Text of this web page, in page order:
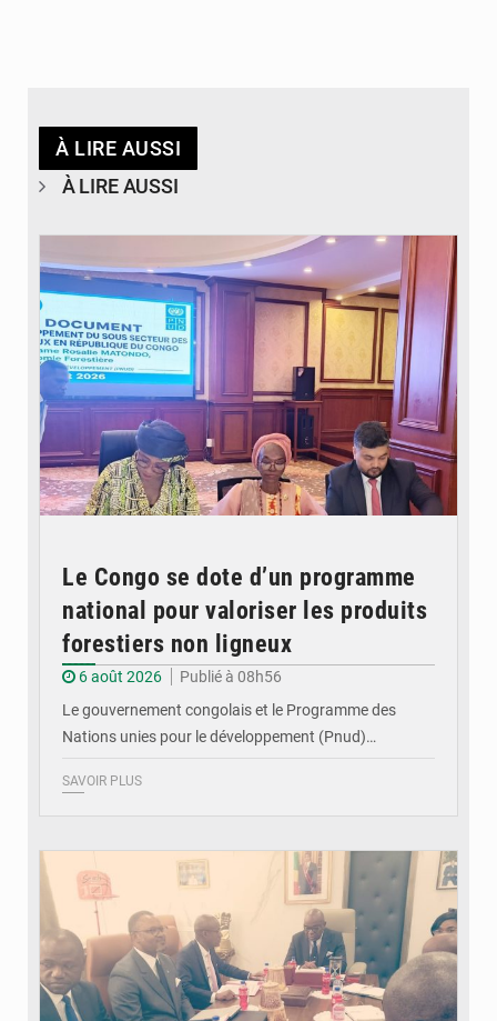
À LIRE AUSSI
À LIRE AUSSI
Le Congo se dote d’un programme
national pour valoriser les produits
forestiers non ligneux
6 août 2026
Publié à 08h56
Le gouvernement congolais et le Programme des
Nations unies pour le développement (Pnud)…
SAVOIR PLUS